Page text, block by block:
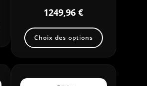
1249,96€
Choix des options